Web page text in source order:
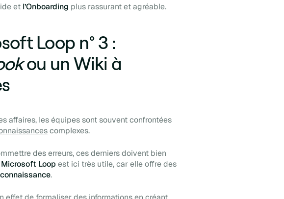
et l’Onboarding plus rassurant et agréable.
Loop n° 3 :
ou un Wiki à
affaires, les équipes sont souvent confrontées
complexes.
des erreurs, ces derniers doivent bien
Loop est ici très utile, car elle offre des
.